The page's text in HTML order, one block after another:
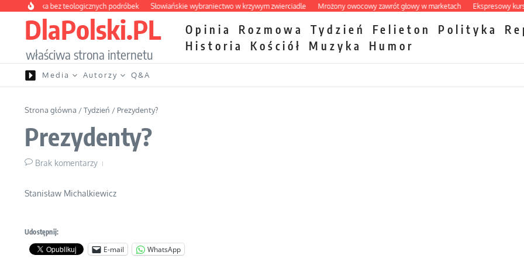
Przejdź do treści
apteczka bez teologicznych podróbek Słowiańskie wybraniectwo w krzywym zwierciadle Mrożony owocowy zawrót głowy w marketach Ekspresowy kurs
DlaPolski.PL
właściwa strona internetu
Opinia Rozmowa Tydzień Felieton Polityka
Historia
Kościół Muzyka Humor
Media Autorzy Q&A
Strona główna /Tydzień / Prezydenty?
Prezydenty?
Brak komentarzy
Stanisław Michalkiewicz
Udostępnij:
E-mail WhatsApp